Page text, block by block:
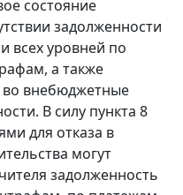
состояние
задолженности
всех уровней по
а также
внебюджетные
В силу пункта 8
для отказа в
могут
задолженность